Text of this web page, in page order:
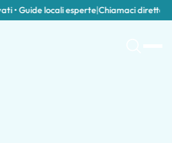
Guide locali esperte|Chiamaci